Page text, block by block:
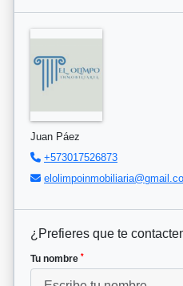
Juan Páez
+573017526873
¿Prefieres que te
Tu nombre *